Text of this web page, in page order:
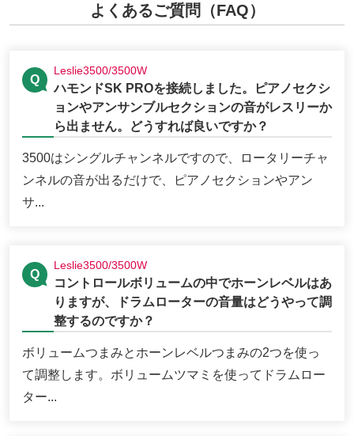
よくあるご質問（FAQ）
Leslie3500/3500W
ハモンドSK PROを接続しました。ピアノセクシ
ョンやアンサンブルセクションの音がレスリーか
ら出ません。どうすれば良いですか？
3500はシングルチャンネルですので、ロータリーチャ
ンネルの音が出るだけで、ピアノセクションやアン
サ...
Leslie3500/3500W
コントロールボリュームの中でホーンレベルはあ
りますが、ドラムローターの音量はどうやって調
整するのですか？
ボリュームつまみとホーンレベルつまみの2つを使っ
て調整します。ボリュームツマミを使ってドラムロー
ター...